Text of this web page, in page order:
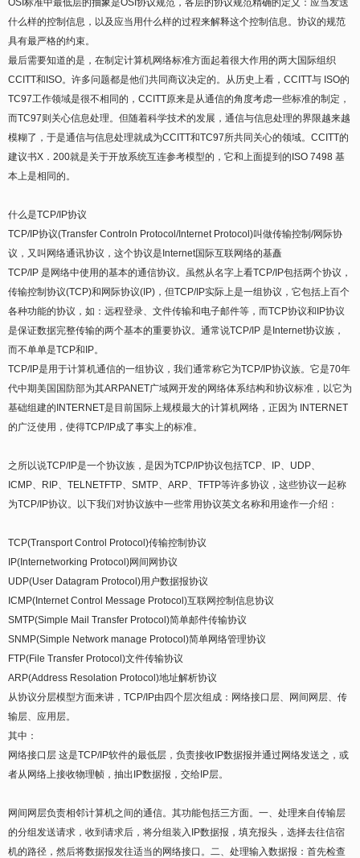
OSI标准中最低层的抽象是OSI协议规范，各层的协议规范精确的定义：应当发送
什么样的控制信息，以及应当用什么样的过程来解释这个控制信息。协议的规范
具有最严格的约束。
最后需要知道的是，在制定计算机网络标准方面起着很大作用的两大国际组织
CCITT和ISO。许多问题都是他们共同商议决定的。从历史上看，CCITT与 ISO的
TC97工作领域是很不相同的，CCITT原来是从通信的角度考虑一些标准的制定，
而TC97则关心信息处理。但随着科学技术的发展，通信与信息处理的界限越来越
模糊了，于是通信与信息处理就成为CCITT和TC97所共同关心的领域。CCITT的
建议书X．200就是关于开放系统互连参考模型的，它和上面提到的ISO 7498 基
本上是相同的。
什么是TCP/IP协议
TCP/IP协议(Transfer Controln Protocol/Internet Protocol)叫做传输控制/网际协
议，又叫网络通讯协议，这个协议是Internet国际互联网络的基矗
TCP/IP 是网络中使用的基本的通信协议。虽然从名字上看TCP/IP包括两个协议，
传输控制协议(TCP)和网际协议(IP)，但TCP/IP实际上是一组协议，它包括上百个
各种功能的协议，如：远程登录、文件传输和电子邮件等，而TCP协议和IP协议
是保证数据完整传输的两个基本的重要协议。通常说TCP/IP 是Internet协议族，
而不单单是TCP和IP。
TCP/IP是用于计算机通信的一组协议，我们通常称它为TCP/IP协议族。它是70年
代中期美国国防部为其ARPANET广域网开发的网络体系结构和协议标准，以它为
基础组建的INTERNET是目前国际上规模最大的计算机网络，正因为 INTERNET
的广泛使用，使得TCP/IP成了事实上的标准。
之所以说TCP/IP是一个协议族，是因为TCP/IP协议包括TCP、IP、UDP、
ICMP、RIP、TELNETFTP、SMTP、ARP、TFTP等许多协议，这些协议一起称
为TCP/IP协议。以下我们对协议族中一些常用协议英文名称和用途作一介绍：
TCP(Transport Control Protocol)传输控制协议
IP(Internetworking Protocol)网间网协议
UDP(User Datagram Protocol)用户数据报协议
ICMP(Internet Control Message Protocol)互联网控制信息协议
SMTP(Simple Mail Transfer Protocol)简单邮件传输协议
SNMP(Simple Network manage Protocol)简单网络管理协议
FTP(File Transfer Protocol)文件传输协议
ARP(Address Resolation Protocol)地址解析协议
从协议分层模型方面来讲，TCP/IP由四个层次组成：网络接口层、网间网层、传
输层、应用层。
其中：
网络接口层 这是TCP/IP软件的最低层，负责接收IP数据报并通过网络发送之，或
者从网络上接收物理帧，抽出IP数据报，交给IP层。
网间网层负责相邻计算机之间的通信。其功能包括三方面。一、处理来自传输层
的分组发送请求，收到请求后，将分组装入IP数据报，填充报头，选择去往信宿
机的路径，然后将数据报发往适当的网络接口。二、处理输入数据报：首先检查